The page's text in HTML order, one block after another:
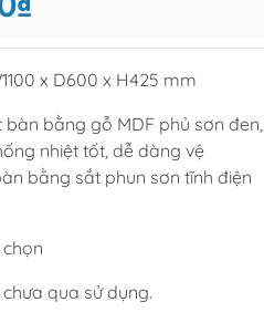
chờ thư giãn
x D600 x H425 mm
bàn bằng gỗ MDF phủ sơn đen,
nhiệt tốt, dễ dàng vệ
bằng sắt phun sơn tĩnh điện
chọn
qua sử dụng.